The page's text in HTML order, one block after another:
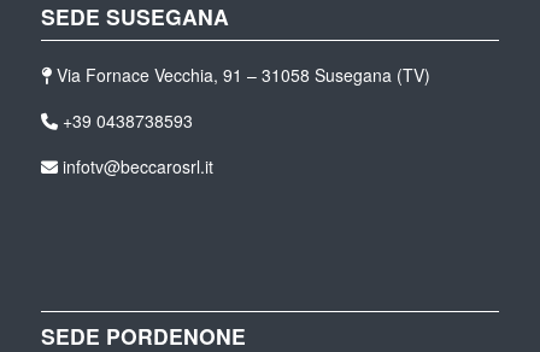
SEDE SUSEGANA
Via Fornace Vecchia, 91 – 31058 Susegana (TV)
+39 0438738593
infotv@beccarosrl.it
SEDE PORDENONE